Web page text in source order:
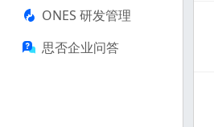
ONES 研发管理
思否企业问答